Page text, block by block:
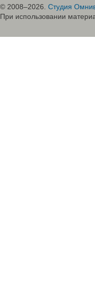
© 2008–2026. Студия
При использовании